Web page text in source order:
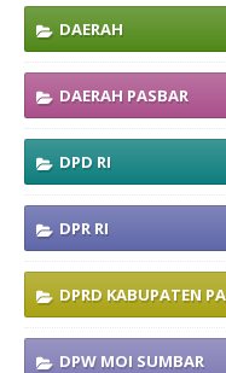
DAERAH
DAERAH PASBAR
DPD RI
DPR RI
DPRD KABUPATEN
DPW MOI SUMBAR